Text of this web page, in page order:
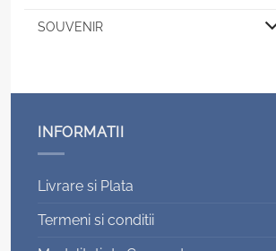
SOUVENIR
INFORMATII
Livrare si Plata
Termeni si conditii